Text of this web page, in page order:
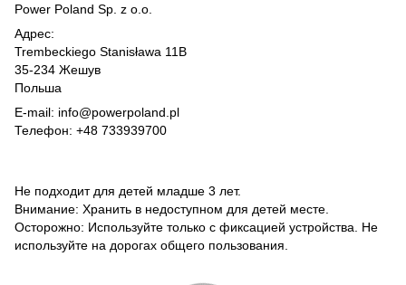
Power Poland Sp. z o.o.
Адрес:
Trembeckiego Stanisława 11B
35-234 Жешув
Польша
E-mail: info@powerpoland.pl
Телефон: +48 733939700
Не подходит для детей младше 3 лет.
Внимание: Хранить в недоступном для детей месте.
Осторожно: Используйте только с фиксацией устройства. Не
используйте на дорогах общего пользования.